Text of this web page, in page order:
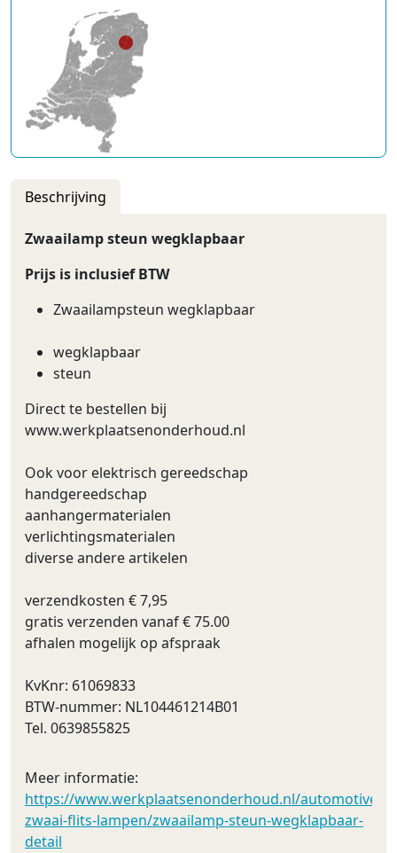
Beschrijving
Zwaailamp steun wegklapbaar
Prijs is inclusief BTW
Zwaailampsteun wegklapbaar
wegklapbaar
steun
Direct te bestellen bij
www.werkplaatsenonderhoud.nl
Ook voor elektrisch gereedschap
handgereedschap
aanhangermaterialen
verlichtingsmaterialen
diverse andere artikelen
verzendkosten € 7,95
gratis verzenden vanaf € 75.00
afhalen mogelijk op afspraak
KvKnr: 61069833
BTW-nummer: NL104461214B01
Tel. 0639855825
Meer informatie:
https://www.werkplaatsenonderhoud.nl/automotive/
zwaai-flits-lampen/zwaailamp-steun-wegklapbaar-
detail